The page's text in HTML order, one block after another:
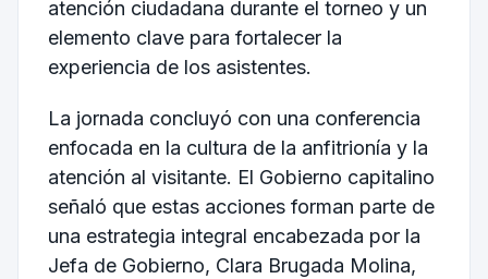
atención ciudadana durante el torneo y un
elemento clave para fortalecer la
experiencia de los asistentes.
La jornada concluyó con una conferencia
enfocada en la cultura de la anfitrionía y la
atención al visitante. El Gobierno capitalino
señaló que estas acciones forman parte de
una estrategia integral encabezada por la
Jefa de Gobierno, Clara Brugada Molina,